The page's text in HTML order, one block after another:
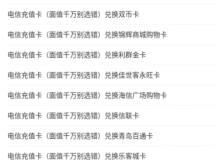
电信充值卡（面值千万别选错）兑换双币卡
电信充值卡（面值千万别选错）兑换锦辉商城购物卡
电信充值卡（面值千万别选错）兑换利群金卡
电信充值卡（面值千万别选错）兑换佳世客永旺卡
电信充值卡（面值千万别选错）兑换海信广场购物卡
电信充值卡（面值千万别选错）兑换信联卡
电信充值卡（面值千万别选错）兑换青岛百通卡
电信充值卡（面值千万别选错）兑换乐客城卡